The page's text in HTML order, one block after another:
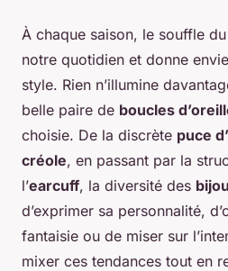
À chaque saison, le souffle
notre quotidien et donne
style. Rien n’illumine
belle paire de boucles
choisie. De la discrète puce
créole, en passant par la
l’earcuff, la diversité des
d’exprimer sa personnalité,
fantaisie ou de miser sur
mixer ces tendances tout en